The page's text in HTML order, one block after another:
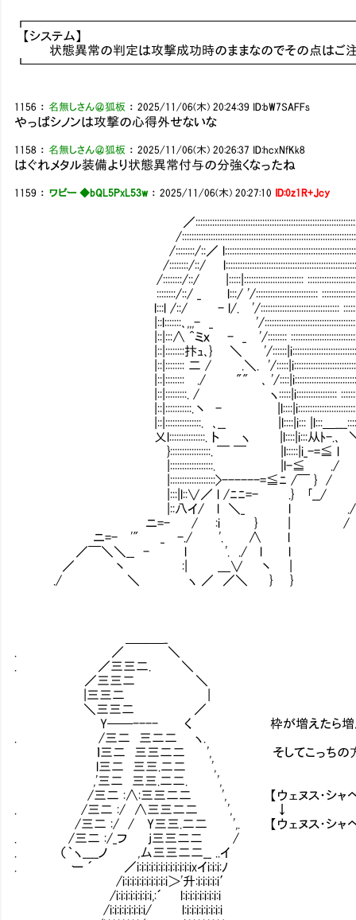
【システム】
状態異常の判定は攻撃成功時のままなのでその点はご注
1156 ： 名無しさん＠狐板 ：2025/11/06(木) 20:24:39 ID:bW7SAFFs
やっぱシノンは攻撃の心得外せないな
1158 ： 名無しさん＠狐板 ：2025/11/06(木) 20:26:37 ID:hcxNfKk8
はぐれメタル装備より状態異常付与の分強くなったね
1159 ： ワビー ◆bQL5PxL53w ：2025/11/06(木) 20:27:10 ID:0z1R+Jcy
／
/
/::::::::/::／
/::::::::/::/
/::::::::/::/ |:::::|:::::::::::::::::::::::::
::::::::/::/ _ l:::/ '/::::::::::::::::::::::::::
l:::l /::/ - l/. '/:::::::::::::::::::::::::::::::::
|::l:::::::､,,,- _ '/:::::::::::::::::::::::::::::::::::::::::
|::|:::∧ ^ミｘ - _ '/::::::::
|::|::::::::抃ｭ､} ＼ '/
|::|:::::::: 二 / .＼. '/:::::|i::::::::::::::::::::::::::::::::
|::|:::::::: ./ "" ､ '/
|::|:::::::::. / ヽ:::::|i:::::::::::::::::
|::|:::::::::::.丶 -
|::|:::::::::::::::. ､__ |l::::|i::: |l:::＿
乂l:::::::::::::::. ト ヽ |l::::|i:::从ﾄ-.､ ＼
}:::::::::::::::::. ￣ ￣ |l:::::|i_-=≦ l
|::::::::::::::::::. |l-≦ ./
|:::::::::::::::::::>------=≦ﾆ /￣ } / :l
|:::|l::∨／ l /ﾆﾆ=- .} ｢__/ / }､-=
|::八イ/ l ＼_ l ./ /
ニ=- / :i } | / ∧
ニ=- '" _ -./ '. ∧ l
／￣＼＼__ - l '. ./ l l
／ 丶 :| ＿∨ 丶 |
./ ＼ ヽ ／ ／＼ } }
. ／ ＼
. ／三三二. ＼
／三三二 ＼
|三三二 |
＼三三二 ／
Y──---- く 枠が増えたら増えたで今度は新
. /三二 三二二 ヽ.
ｌ三二 三三二二 ', そしてこっちの方は
l三二 三三.二二 ',
,'三二 三三.二二. ',
/三二 :∧:三三二二 ', 【ウェヌス・シャヘル・改
. /三二 :/ ∧三三二二 ', ↓
/三二 :/ / Y三三.二二 ',. 【ウェヌス・シャヘル・
. /三二 :/_フ j三三二二 /
. （｀ヽ____ノ ,厶三三二二__ ..イ
. ー ´ ／i:i:i:i:i:i:i:i:i:i:i:ixイi:i:i:ﾉ
/i:i:i:i:i:i:i:i:i:i＞'升:i:i:i:i:i′
/i:i:i:i:i:i:i:i,:´ l:i:i:i:i:i:i:i:i
/i:i:i:i:i:i:i:i/ l:i:i:i:i:i:i:i:i